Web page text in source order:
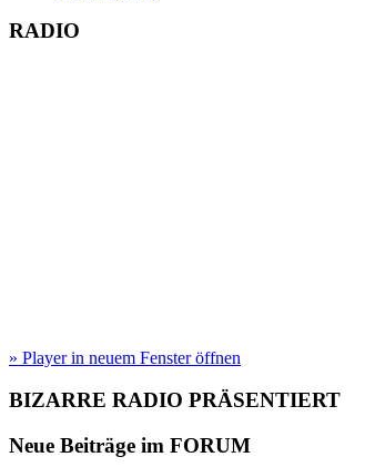
RADIO
» Player in neuem Fenster öffnen
BIZARRE RADIO PRÄSENTIERT
Neue Beiträge im FORUM